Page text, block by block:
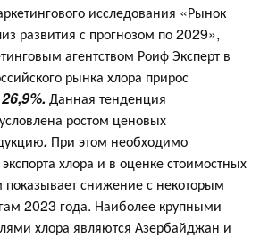
исследования «Рынок
развития с прогнозом по 2029»,
агентством Роиф Эксперт в
рынка хлора прирос
Данная тенденция
ростом ценовых
. При этом необходимо
хлора и в оценке стоимостных
показывает снижение с некоторым
2023 года. Наиболее крупными
хлора являются Азербайджан и